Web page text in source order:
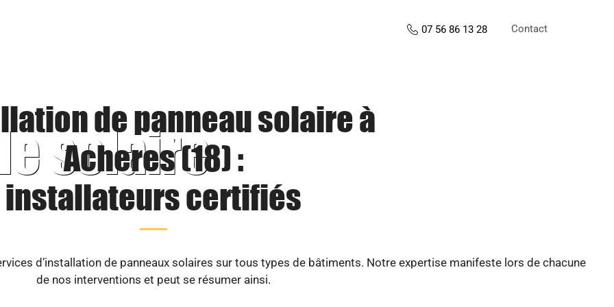
07 56 86 13 28 Contact
solaire
de panneau solaire à
Acheres (18) :
installateurs certifiés
d’installation de panneaux solaires sur tous types de bâtiments. Notre expertise manifeste lors de chacune
de nos interventions et peut se résumer ainsi.